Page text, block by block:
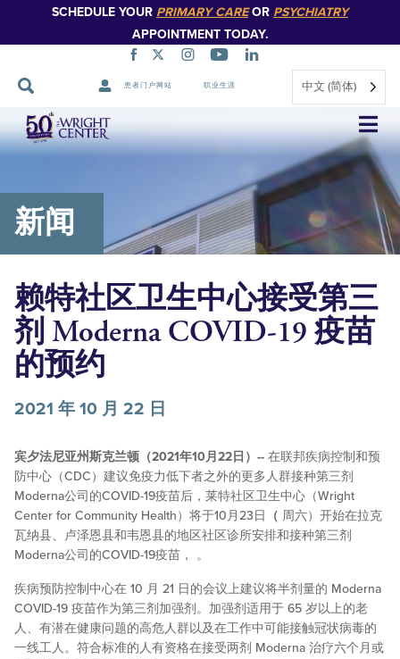
SCHEDULE YOUR PRIMARY CAREOR PSYCHIATRY
APPOINTMENT TODAY.
患者门户网站 职业生涯 中文 (简体)
跳
过
导
新闻
赖特社区卫生中心接受第三
剂 Moderna COVID-19 疫苗
的预约
2021 年 10 月 22 日
宾夕法尼亚州斯克兰顿（2021年10月22日）-- 在联邦疾病控制和预
防中心（CDC）建议免疫力低下者之外的更多人群接种第三剂
Moderna公司的COVID-19疫苗后，莱特社区卫生中心（Wright
Center for Community Health）将于10月23日
（ 周六）开始在拉克
瓦纳县、卢泽恩县和韦恩县的地区社区诊所安排和接种第三剂
Moderna公司的COVID-19疫苗，
。
疾病预防控制中心在 10 月 21 日的会议上建议将半剂量的 Moderna
COVID-19 疫苗作为第三剂加强剂。加强剂适用于 65 岁以上的老
人、有潜在健康问题的高危人群以及在工作中可能接触冠状病毒的
一线工人。符合标准的人有资格在接受两剂 Moderna 治疗六个月或